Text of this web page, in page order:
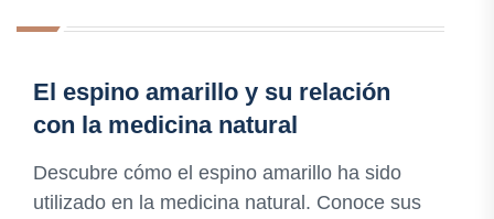
El espino amarillo y su relación
con la medicina natural
Descubre cómo el espino amarillo ha sido
utilizado en la medicina natural. Conoce sus